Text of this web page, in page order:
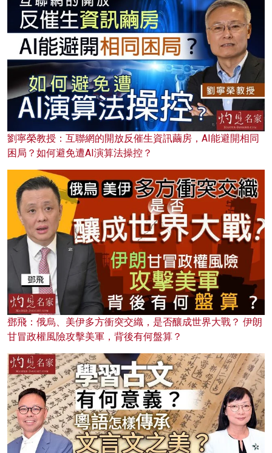
劉寧榮教授：互聯網的開放反催生資訊繭房，AI能避開相同
困局？如何避免遭AI演算法操控？
鄧飛：俄烏、美伊多方衝突交織，是否釀成世界大戰？ 伊朗
甘冒政權風險攻擊美軍，背後有何盤算？